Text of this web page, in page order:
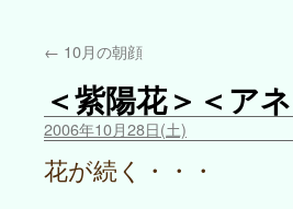
← 10月の朝顔
＜紫陽花＞＜ア
2006年10月28日(土)
花が続く・・・